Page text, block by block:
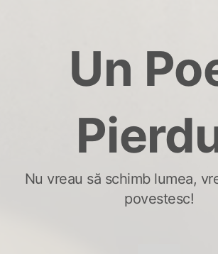
Un
Nu vreau să schimb lumea,
povestesc!